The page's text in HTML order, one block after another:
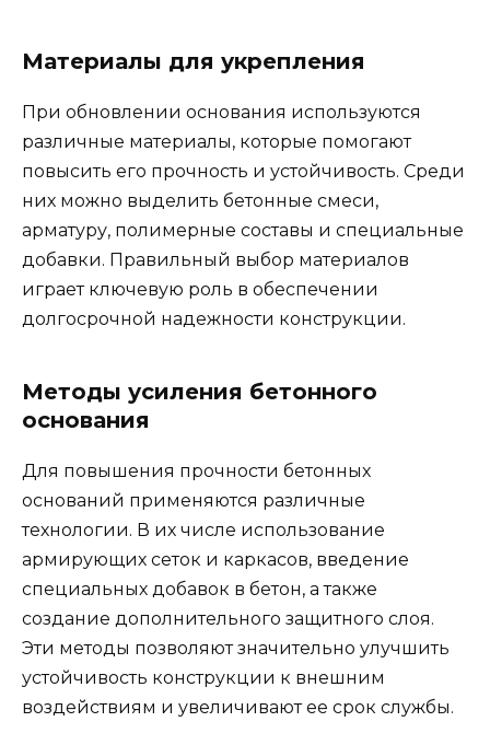
Материалы для укрепления
При обновлении основания используются
различные материалы, которые помогают
повысить его прочность и устойчивость. Среди
них можно выделить бетонные смеси,
арматуру, полимерные составы и специальные
добавки. Правильный выбор материалов
играет ключевую роль в обеспечении
долгосрочной надежности конструкции.
Методы усиления бетонного
основания
Для повышения прочности бетонных
оснований применяются различные
технологии. В их числе использование
армирующих сеток и каркасов, введение
специальных добавок в бетон, а также
создание дополнительного защитного слоя.
Эти методы позволяют значительно улучшить
устойчивость конструкции к внешним
воздействиям и увеличивают ее срок службы.